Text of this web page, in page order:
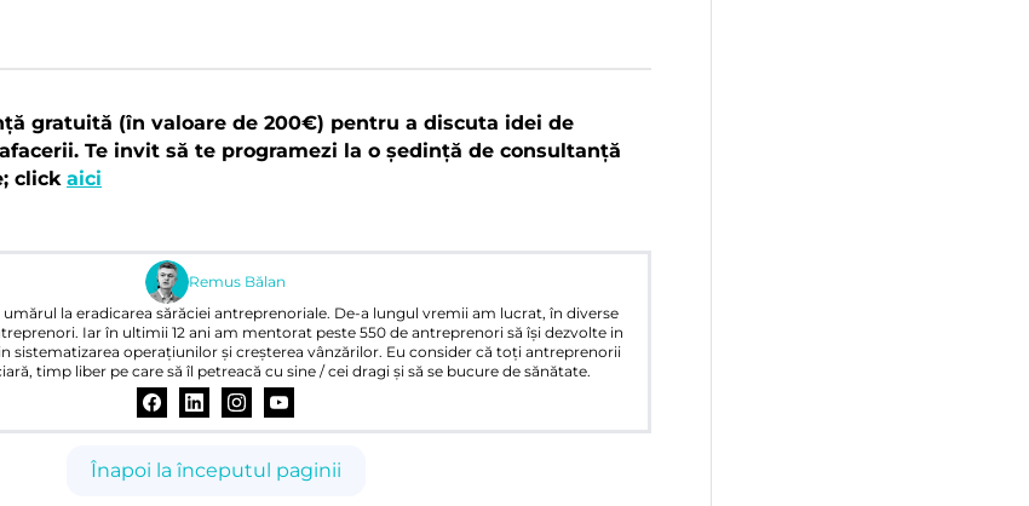
gratuită (în valoare de 200€) pentru a discuta idei de
Te invit să te programezi la o ședință de consultanță
click aici
Remus Bălan
umărul la eradicarea sărăciei antreprenoriale. De-a lungul vremii am lucrat, în diverse
Iar în ultimii 12 ani am mentorat peste 550 de antreprenori să își dezvolte in
sistematizarea operațiunilor și creșterea vânzărilor. Eu consider că toți antreprenorii
timp liber pe care să îl petreacă cu sine / cei dragi și să se bucure de sănătate.
Înapoi la începutul paginii